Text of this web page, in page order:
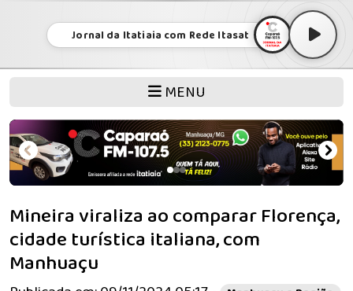
Jornal da Itatiaia com Rede Itasat
MENU
Mineira viraliza ao comparar Florença,
cidade turística italiana, com
Manhuaçu